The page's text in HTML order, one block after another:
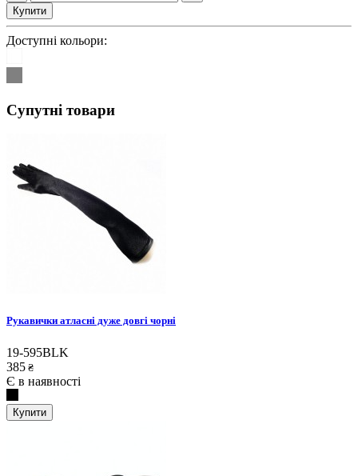
Купити
Доступні кольори:
Супутні товари
Рукавички атласні дуже довгі чорні
19-595BLK
385 ₴
Є в наявності
Купити